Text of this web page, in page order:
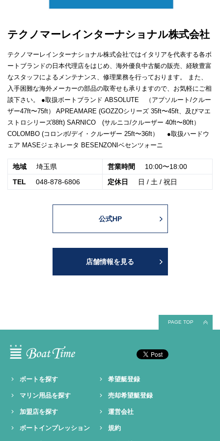
テクノマーレインターナショナル株式会社
テクノマーレインターナショナル株式会社ではイタリアを代表する各ボ
ートブランドの日本代理店をはじめ、海外優良中古艇の販売、経験豊富
なスタッフによるメンテナンス、修理業務を行っております。 また、
入手困難な海外メーカーの部品の取寄せも承りますので、お気軽にご相
談下さい。 ●取扱ボートブランド ABSOLUTE （アブソルート/クルー
ザー47ft〜75ft） APREAMARE (GOZZOシリーズ 35ft〜45ft、及びマエ
ストロシリーズ88ft) SARNICO (サルニコ/クルーザー 40ft〜80ft）
COLOMBO (コロンボ/デイ・クルーザー 25ft〜36ft） ●取扱ハードウ
ェア MASEジェネレータ BESENZONIベセンツォーニ
地域 埼玉県 営業時間
10:00〜18:00
TEL
048-878-6806 定休日 日 / 土 / 祝日
公式HP
店舗情報を見る
PAGE TOP
ボートを探す
マリン用品を探す
加盟店を探す
ボートインプレッション
希望艇登録
売却希望艇登録
運営会社
規約